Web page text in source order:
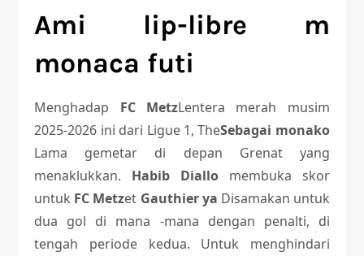
Ami lip-libre m
monaca futi
Menghadap FC MetzLentera merah musim
2025-2026 ini dari Ligue 1, TheSebagai monako
Lama gemetar di depan Grenat yang
menaklukkan. Habib Diallo membuka skor
untuk FC Metzet Gauthier ya Disamakan untuk
dua gol di mana -mana dengan penalti, di
tengah periode kedua. Untuk menghindari